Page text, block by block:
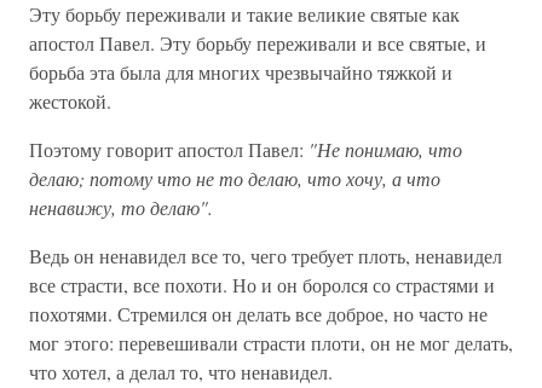
Эту борьбу переживали и такие великие святые как
апостол Павел. Эту борьбу переживали и все святые, и
борьба эта была для многих чрезвычайно тяжкой и
жестокой.
Поэтому говорит апостол Павел: "Не понимаю, что
делаю; потому что не то делаю, что хочу, а что
ненавижу, то делаю".
Ведь он ненавидел все то, чего требует плоть, ненавидел
все страсти, все похоти. Но и он боролся со страстями и
похотями. Стремился он делать все доброе, но часто не
мог этого: перевешивали страсти плоти, он не мог делать,
что хотел, а делал то, что ненавидел.